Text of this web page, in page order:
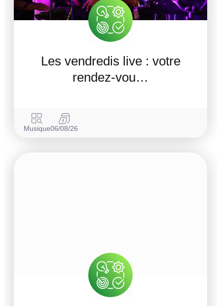
Les vendredis live : votre
rendez-vou…
Musique06/08/26